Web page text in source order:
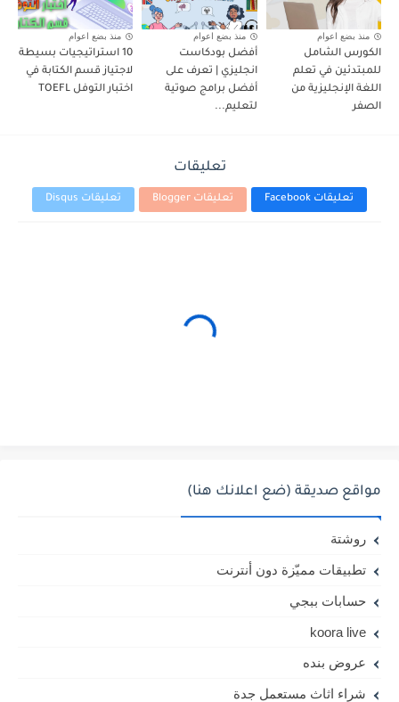
منذ بضع اعوام
الكورس الشامل
للمبتدئين في تعلم
اللغة الإنجليزية من
الصفر
منذ بضع اعوام
أفضل بودكاست
انجليزي | تعرف على
أفضل برامج صوتية
لتعليم...
منذ بضع اعوام
10 استراتيجيات بسيطة
لاجتياز قسم الكتابة في
اختبار التوفل TOEFL
تعليقات
تعليقات Facebook تعليقات Blogger تعليقات Disqus
مواقع صديقة (ضع اعلانك هنا)
روشتة
تطبيقات مميّزة دون أنترنت
حسابات ببجي
koora live
عروض بنده
شراء اثاث مستعمل جدة